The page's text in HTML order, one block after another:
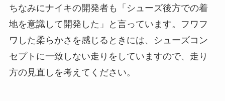
ちなみにナイキの開発者も「シューズ後方での着
地を意識して開発した」と言っています。フワフ
ワした柔らかさを感じるときには、シューズコン
セプトに一致しない走りをしていますので、走り
方の見直しを考えてください。